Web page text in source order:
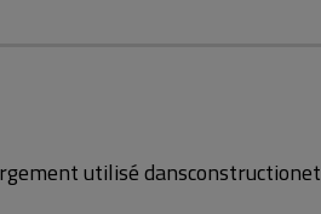
utilisé dansconstructionet